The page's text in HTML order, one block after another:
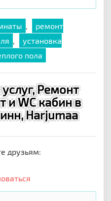
,
ремонт
,
установка
пола
Ремонт
и WC кабин в
Harjumaa
друзьям: